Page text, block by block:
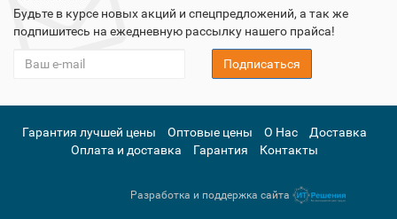
Будьте в курсе новых акций и спецпредложений, а так же
подпишитесь на ежедневную рассылку нашего прайса!
Подписаться
Гарантия лучшей цены Оптовые цены О Нас
Доставка
Оплата и доставка
Гарантия Контакты
Разработка и поддержка сайта